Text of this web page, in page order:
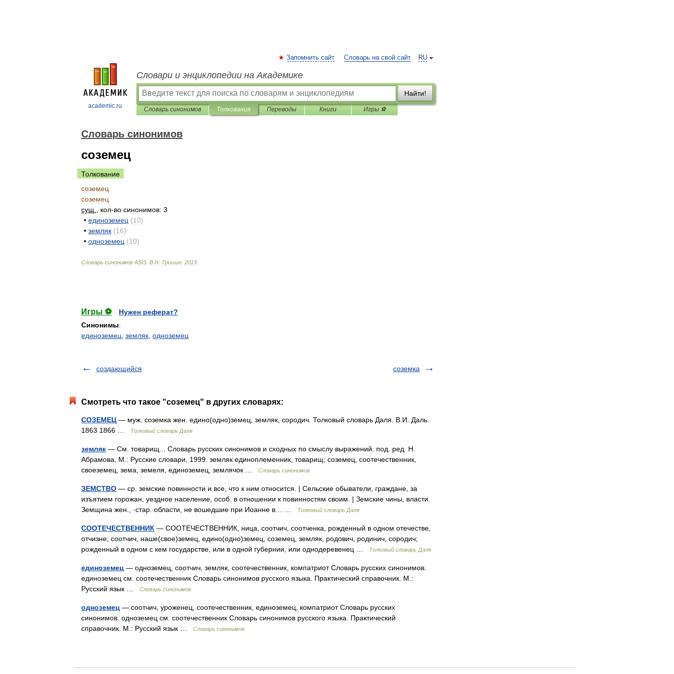
academic.ru
RU
Запомнить сайт Словарь на свой сайт
Словари и энциклопедии на Академике
Найти!
Словарь синонимов Толкования Переводы Книги Игры ⚽
Словарь синонимов
соземец
Толкование
соземец
соземец
сущ
кол-во синонимов: 3
• единоземец (10)
• земляк (16)
• одноземец (10)
Словарь синонимов ASIS В Н Тришин 2013
Игры ⚽
Нужен реферат?
Синонимы:
единоземец земляк одноземец
создающийся соземка
Смотреть что такое "соземец" в других словарях:
СОЗЕМЕЦ — муж. соземка жен. едино(одно)земец, земляк, сородич. Толковый словарь Даля. В.И. Даль.
1863 1866 …
Толковый словарь Даля
земляк — См. товарищ... Словарь русских синонимов и сходных по смыслу выражений. под. ред. Н.
Абрамова, М.: Русские словари, 1999. земляк единоплеменник, товарищ; соземец, соотечественник,
своеземец, зема, земеля, единоземец, землячок …
Словарь синонимов
ЗЕМСТВО — ср. земские повинности и все, что к ним относится. | Сельские обыватели, граждане, за
изъятием горожан, уездное население, особ. в отношении к повинностям своим. | Земские чины, власти.
Земщина жен., ·стар. области, не вошедшие при Иоанне в… …
Толковый словарь Даля
СООТЕЧЕСТВЕННИК — СООТЕЧЕСТВЕННИК, ница, соотчич, соотченка, рожденный в одном отечестве,
отчизне; соотчич, наше(свое)земец, едино(одно)земец, соземец, земляк, родович, родинич, сородич;
рожденный в одном с кем государстве, или в одной губернии, или однодеревенец …
Толковый словарь Даля
единоземец — одноземец, соотчич, земляк, соотечественник, компатриот Словарь русских синонимов.
единоземец см. соотечественник Словарь синонимов русского языка. Практический справочник. М.:
Русский язык …
Словарь синонимов
одноземец — соотчич, уроженец, соотечественник, единоземец, компатриот Словарь русских
синонимов. одноземец см. соотечественник Словарь синонимов русского языка. Практический
справочник. М.: Русский язык …
Словарь синонимов